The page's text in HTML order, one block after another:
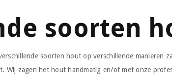
soorten
soorten hout op verschillende
Wij zagen het hout handmatig en/of met onze